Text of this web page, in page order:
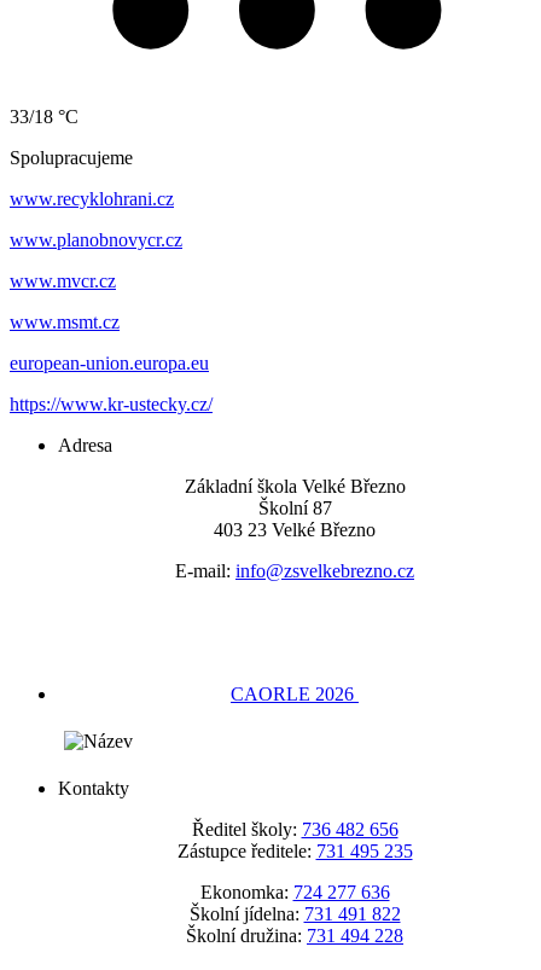
33/18 °C
Spolupracujeme
www.recyklohrani.cz
www.planobnovycr.cz
www.mvcr.cz
www.msmt.cz
european-union.europa.eu
https://www.kr-ustecky.cz/
Adresa
Základní škola Velké Březno
Školní 87
403 23 Velké Březno
E-mail: info@zsvelkebrezno.cz
CAORLE 2026
Kontakty
Ředitel školy: 736 482 656
Zástupce ředitele: 731 495 235
Ekonomka: 724 277 636
Školní jídelna: 731 491 822
Školní družina: 731 494 228